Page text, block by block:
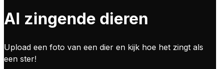
AI zingende dieren
Upload een foto van een dier en kijk hoe het zingt als
een ster!